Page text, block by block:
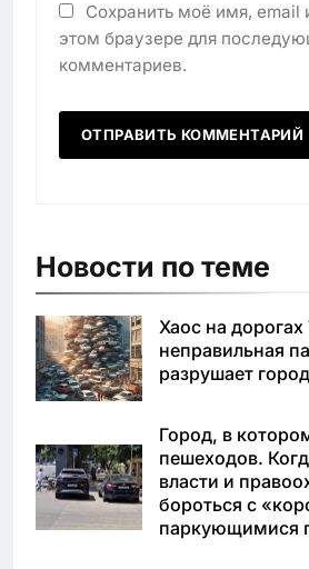
Сохранить моё имя, email
этом браузере для
комментариев.
Новости по теме
Хаос на
неправильная
разрушает город
Город, в
пешеходов.
власти и
бороться с
паркующимися